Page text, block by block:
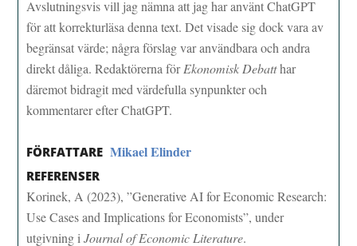
Avslutningsvis vill jag nämna att jag har använt ChatGPT
för att korrekturläsa denna text. Det visade sig dock vara av
begränsat värde; några förslag var användbara och andra
direkt dåliga. Redaktörerna förEkonomisk Debatthar
däremot bidragit med värdefulla synpunkter och
kommentarer efter ChatGPT.
FÖRFATTARE Mikael Elinder
REFERENSER
Korinek, A (2023), ”Generative AI for Economic Research:
Use Cases and Implications for Economists”, under
utgivning iJournal of Economic Literature.